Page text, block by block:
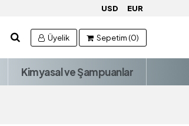
USD EUR
Üyelik Sepetim (0)
Kimyasal ve Şampuanlar